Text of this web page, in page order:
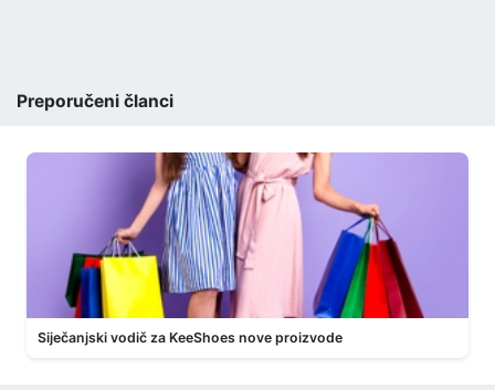
Preporučeni članci
Siječanjski vodič za KeeShoes nove proizvode